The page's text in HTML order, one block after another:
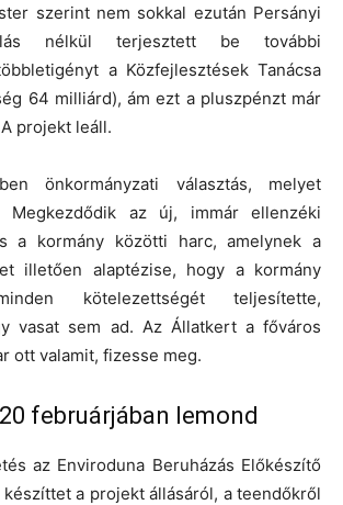
szerint nem sokkal ezután Persányi
nélkül terjesztett be további
a Közfejlesztések Tanácsa
64 milliárd), ám ezt a pluszpénzt már
projekt leáll.
önkormányzati választás, melyet
Megkezdődik az új, immár ellenzéki
a kormány közötti harc, amelynek a
illetően alaptézise, hogy a kormány
kötelezettségét teljesítette,
vasat sem ad. Az Állatkert a főváros
ott valamit, fizesse meg.
februárjában lemond
az Enviroduna Beruházás Előkészítő
a projekt állásáról, a teendőkről